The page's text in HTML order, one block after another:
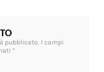
pubblicato. I campi
*